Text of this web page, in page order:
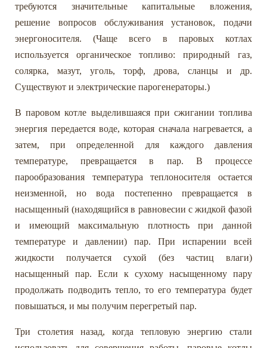
требуются значительные капитальные вложения,
решение вопросов обслуживания установок, подачи
энергоносителя. (Чаще всего в паровых котлах
используется органическое топливо: природный газ,
солярка, мазут, уголь, торф, дрова, сланцы и др.
Существуют и электрические парогенераторы.)
В паровом котле выделившаяся при сжигании топлива
энергия передается воде, которая сначала нагревается, а
затем, при определенной для каждого давления
температуре, превращается в пар. В процессе
парообразования температура теплоносителя остается
неизменной, но вода постепенно превращается в
насыщенный (находящийся в равновесии с жидкой фазой
и имеющий максимальную плотность при данной
температуре и давлении) пар. При испарении всей
жидкости получается сухой (без частиц влаги)
насыщенный пар. Если к сухому насыщенному пару
продолжать подводить тепло, то его температура будет
повышаться, и мы получим перегретый пар.
Три столетия назад, когда тепловую энергию стали